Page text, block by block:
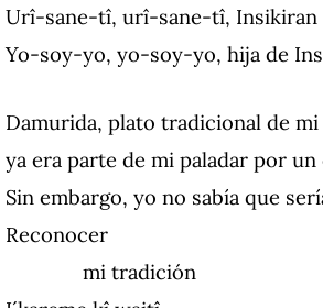
Urî-sane-tî, urî-sane-tî, Insikiran
Yo-soy-yo, yo-soy-yo, hija de
Damurida, plato tradicional de
ya era parte de mi paladar por
Sin embargo, yo no sabía que
Reconocer
mi tradición